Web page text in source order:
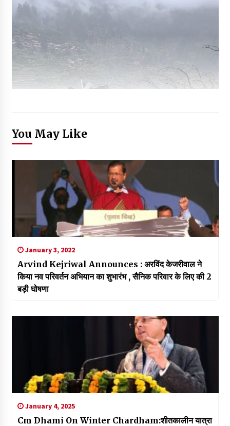
You May Like
January 3, 2022
Arvind Kejriwal Announces : अरविंद केजरीवाल ने
किया नव परिवर्तन अभियान का शुभारंभ , सैनिक परिवार के लिए की 2
बड़ी घोषणा
January 4, 2025
Cm Dhami On Winter Chardham:शीतकालीन यात्रा